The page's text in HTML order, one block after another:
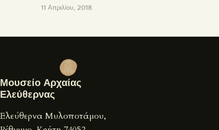
11 Απριλίου, 2018
Μουσείο Αρχαίας
Ελεύθερνας
Ελεύθερνα Μυλοποτάμου,